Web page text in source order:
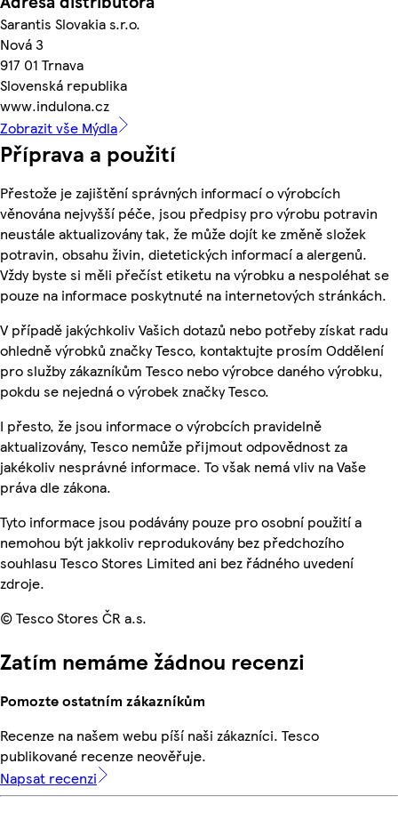
Sarantis Slovakia s.r.o.
Nová 3
917 01 Trnava
Slovenská republika
www.indulona.cz
Zobrazit vše Mýdla
Příprava a použití
Přestože je zajištění správných informací o výrobcích
věnována nejvyšší péče, jsou předpisy pro výrobu potravin
neustále aktualizovány tak, že může dojít ke změně složek
potravin, obsahu živin, dietetických informací a alergenů.
Vždy byste si měli přečíst etiketu na výrobku a nespoléhat se
pouze na informace poskytnuté na internetových stránkách.
V případě jakýchkoliv Vašich dotazů nebo potřeby získat radu
ohledně výrobků značky Tesco, kontaktujte prosím Oddělení
pro služby zákazníkům Tesco nebo výrobce daného výrobku,
pokdu se nejedná o výrobek značky Tesco.
I přesto, že jsou informace o výrobcích pravidelně
aktualizovány, Tesco nemůže přijmout odpovědnost za
jakékoliv nesprávné informace. To však nemá vliv na Vaše
práva dle zákona.
Tyto informace jsou podávány pouze pro osobní použití a
nemohou být jakkoliv reprodukovány bez předchozího
souhlasu Tesco Stores Limited ani bez řádného uvedení
zdroje.
© Tesco Stores ČR a.s.
Zatím nemáme žádnou recenzi
Pomozte ostatním zákazníkům
Recenze na našem webu píší naši zákazníci. Tesco
publikované recenze neověřuje.
Napsat recenzi